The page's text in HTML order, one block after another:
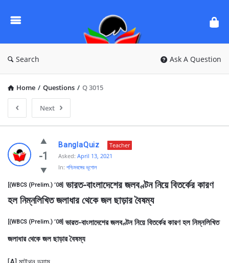
Questions
Search Ask A Question
Home / Questions / Q 3015
Next
Ask
Questions
BanglaQuiz
Latest
Questions
-1
BanglaQuiz
Teacher
Asked: April 13, 2021
In: পশ্চিমবঙ্গের ভূগোল
[(WBCS (Prelim.) ’08] ভারত-বাংলাদেশের জলবণ্টন নিয়ে বিতর্কের কারণ
হল নিম্নলিখিত জলাধার থেকে জল ছাড়ার বৈষম্য
[(WBCS (Prelim.) ’08] ভারত-বাংলাদেশের জলবণ্টন নিয়ে বিতর্কের কারণ হল নিম্নলিখিত
জলাধার থেকে জল ছাড়ার বৈষম্য